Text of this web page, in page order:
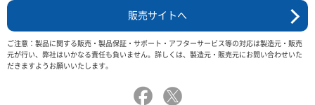
販売サイトへ
ご注意：製品に関する販売・製品保証・サポート・アフターサービス等の対応は製造元・販売
元が行い、弊社はいかなる責任も負いません。詳しくは、製造元・販売元にお問い合わせいた
だきますようお願いいたします。